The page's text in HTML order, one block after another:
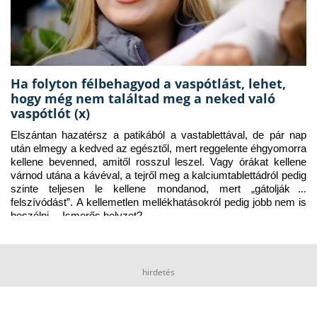
Ha folyton félbehagyod a vaspótlást, lehet,
hogy még nem találtad meg a neked való
vaspótlót (x)
Elszántan hazatérsz a patikából a vastablettával, de pár nap
után elmegy a kedved az egésztől, mert reggelente éhgyomorra
kellene bevenned, amitől rosszul leszel. Vagy órákat kellene
várnod utána a kávéval, a tejről meg a kalciumtablettádról pedig
szinte teljesen le kellene mondanod, mert „gátolják a
felszívódást”. A kellemetlen mellékhatásokról pedig jobb nem is
beszélni… Ismerős helyzet?
hirdetés